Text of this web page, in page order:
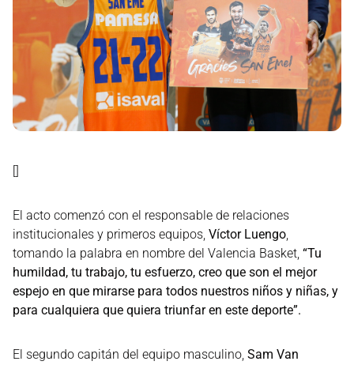
[]
El acto comenzó con el responsable de relaciones
institucionales y primeros equipos, Víctor Luengo,
tomando la palabra en nombre del Valencia Basket, “Tu
humildad, tu trabajo, tu esfuerzo, creo que son el mejor
espejo en que mirarse para todos nuestros niños y niñas, y
para cualquiera que quiera triunfar en este deporte”.
El segundo capitán del equipo masculino, Sam Van